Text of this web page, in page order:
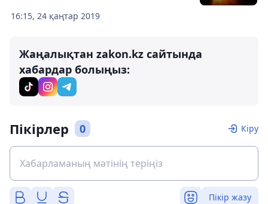
16:15, 24 қаңтар 2019
Жаңалықтан zakon.kz сайтында
хабардар болыңыз:
Пікірлер 0 Кіру
Пікір жазу